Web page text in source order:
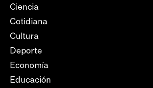
Ciencia
Cotidiana
Cultura
Deporte
Economía
Educación